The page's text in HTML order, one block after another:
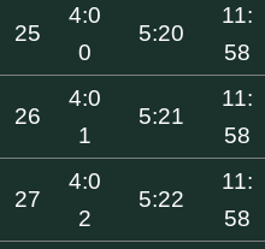
25
4:0
0
5:20
11:
58
26
4:0
1
5:21
11:
58
27
4:0
2
5:22
11:
58